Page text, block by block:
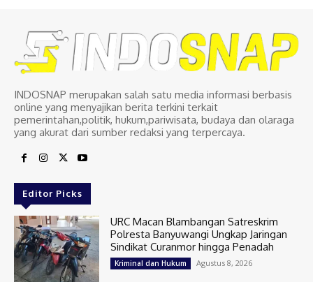
INDOSNAP merupakan salah satu media informasi berbasis
online yang menyajikan berita terkini terkait
pemerintahan,politik, hukum,pariwisata, budaya dan olaraga
yang akurat dari sumber redaksi yang terpercaya.
Editor Picks
URC Macan Blambangan Satreskrim
Polresta Banyuwangi Ungkap Jaringan
Sindikat Curanmor hingga Penadah
Kriminal dan Hukum Agustus 8, 2026